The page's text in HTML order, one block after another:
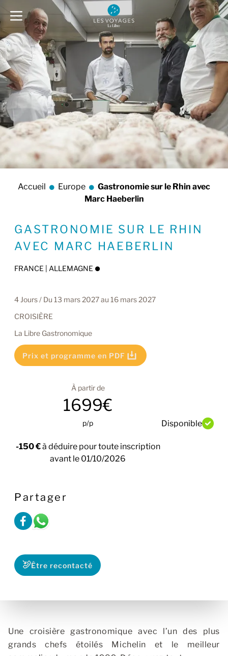
Accueil Europe
Gastronomie sur le Rhin avec
Marc Haeberlin
GASTRONOMIE SUR LE RHIN
AVEC MARC HAEBERLIN
FRANCE | ALLEMAGNE
4 Jours / Du 13 mars 2027 au 16 mars 2027
CROISIÈRE
La Libre Gastronomique
Prix et programme en PDF
Disponible
À partir de
1699€
p/p
-150 €à déduire pour toute inscription
avant le 01/10/2026
Partager
Être recontacté
Une croisière gastronomique avec l’un des plus
grands chefs étoilés Michelin et le meilleur